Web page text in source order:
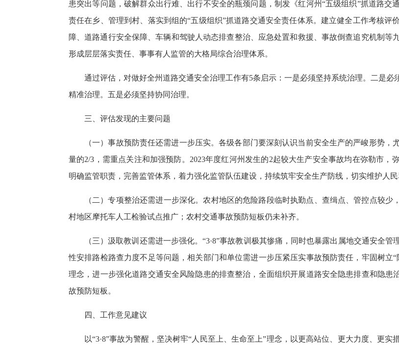
患突出等问题，破解群众出行难、出行不安全的瓶颈问题，制发《红河州“五级组织”抓道路交
责任在乡、管理到村、落实到组的“五级组织”抓道路交通安全责任体系。建立健全工作考核评
障、道路通行安全保障、车辆和驾驶人动态排查整治、应急处置和救援、事故倒查追究机制等
形成层层落实责任、事事有人监管的大格局综合治理体系。
通过评估，对做好全州道路交通安全治理工作有5条启示：一是必须坚持系统治理。二是
精准治理。五是必须坚持协同治理。
三、评估发现的主要问题
（一）事故预防责任还需进一步压实。各级各部门要深刻认识当前安全生产的严峻形势
量的2/3，需重点关注和加强预防。2023年度红河州发生的2起较大生产安全事故均在弥勒市
明确监管职责，完善监管体系，着力强化监管队伍建设，持续筑牢安全生产防线，切实维护人民
（二）专项整治还需进一步深化。农村地区的危险路段临时执勤点、查缉点、管控点较
村地区摩托车人工检验试点推广；农村交通事故预防短板仍未补齐。
（三）汲取教训还需进一步强化。“3·8”事故教训极其惨痛，同时也暴露出属地交通安全
性安排路检路查力度不足等问题，相关部门和单位需进一步压紧压实事故预防责任，牢固树立
理念，进一步强化道路交通安全风险隐患的排查整治，全面组织开展道路安全隐患排查和隐患
故预防短板。
四、工作意见建议
以“3·8”事故为警醒，坚决树牢“人民至上、生命至上”理念，以更高站位、更大力度、更